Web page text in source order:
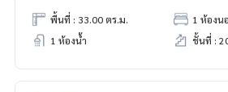
พื้นที่ : 33.00 ตร.ม.
1 ห้องน
1 ห้องน้ำ
ชั้นที่ :